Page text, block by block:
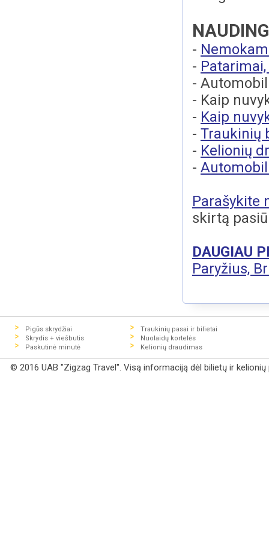
-
-
-
- Kaip
- Kaip
- Traukinių
- Kelionių
-
Parašykite
skirtą
DAUGIAU
Paryžius,
Pigūs skrydžiai
Skrydis + viešbutis
Paskutinė minutė
Traukinių pasai ir bilietai
Nuolaidų kortelės
Kelionių draudimas
© 2016 UAB "Zigzag Travel". Visą informaciją dėl bilietų ir